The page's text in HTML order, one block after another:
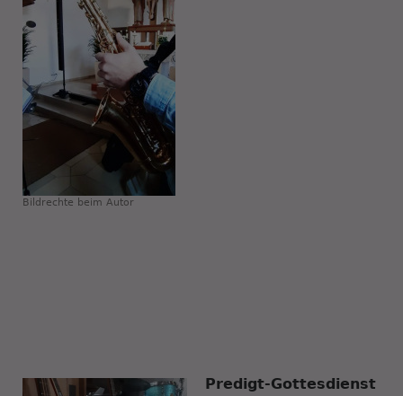
Bildrechte beim Autor
Predigt-Gottesdienst